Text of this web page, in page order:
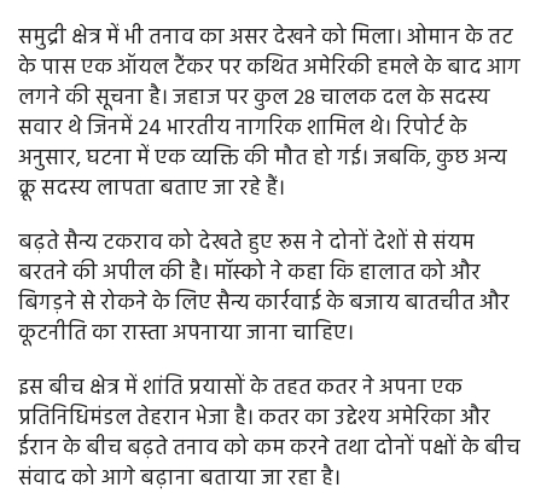
समुद्री क्षेत्र में भी तनाव का असर देखने को मिला। ओमान के तट
के पास एक ऑयल टैंकर पर कथित अमेरिकी हमले के बाद आग
लगने की सूचना है। जहाज पर कुल 28 चालक दल के सदस्य
सवार थे जिनमें 24 भारतीय नागरिक शामिल थे। रिपोर्ट के
अनुसार, घटना में एक व्यक्ति की मौत हो गई। जबकि, कुछ अन्य
क्रू सदस्य लापता बताए जा रहे हैं।
बढ़ते सैन्य टकराव को देखते हुए रूस ने दोनों देशों से संयम
बरतने की अपील की है। मॉस्को ने कहा कि हालात को और
बिगड़ने से रोकने के लिए सैन्य कार्रवाई के बजाय बातचीत और
कूटनीति का रास्ता अपनाया जाना चाहिए।
इस बीच क्षेत्र में शांति प्रयासों के तहत कतर ने अपना एक
प्रतिनिधिमंडल तेहरान भेजा है। कतर का उद्देश्य अमेरिका और
ईरान के बीच बढ़ते तनाव को कम करने तथा दोनों पक्षों के बीच
संवाद को आगे बढ़ाना बताया जा रहा है।